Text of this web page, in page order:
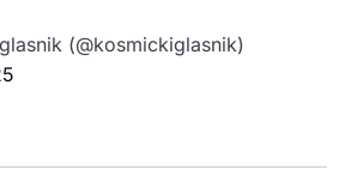
(@kosmickiglasnik)